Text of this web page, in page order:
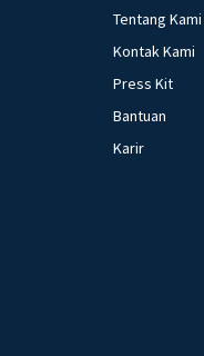
Tentang Kami
Kontak Kami
Press Kit
Bantuan
Karir